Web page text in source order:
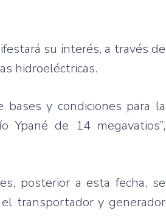
su interés, a través de
hidroeléctricas.
y condiciones para la
Ypané de 14 megavatios”,
posterior a esta fecha, se
transportador y generador